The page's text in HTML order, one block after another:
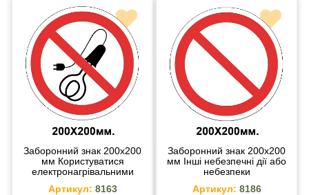
Заборонний знак 200х200
мм Користуватися
електронагрівальними
Артикул: 8163
Заборонний знак 200х200
мм Інші небезпечні дії або
небезпеки
Артикул: 8186